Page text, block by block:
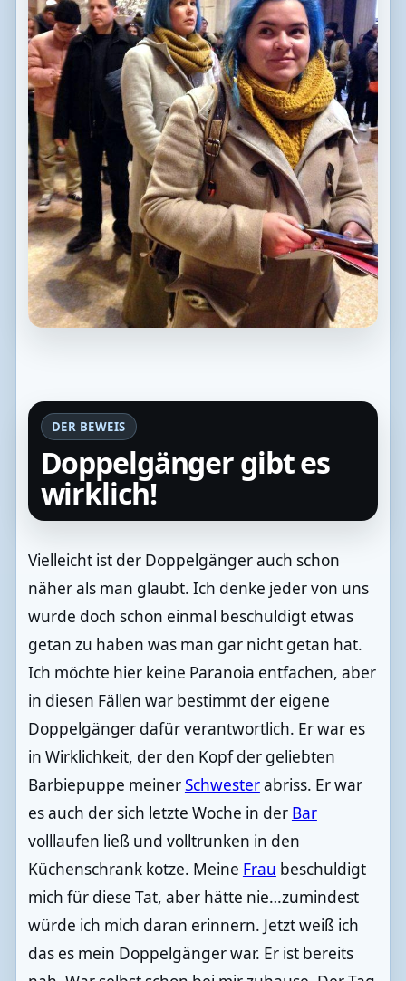
DER BEWEIS
Doppelgänger gibt es
wirklich!
Vielleicht ist der Doppelgänger auch schon
näher als man glaubt. Ich denke jeder von uns
wurde doch schon einmal beschuldigt etwas
getan zu haben was man gar nicht getan hat.
Ich möchte hier keine Paranoia entfachen, aber
in diesen Fällen war bestimmt der eigene
Doppelgänger dafür verantwortlich. Er war es
in Wirklichkeit, der den Kopf der geliebten
Barbiepuppe meinerSchwesterabriss. Er war
es auch der sich letzte Woche in der Bar
volllaufen ließ und volltrunken in den
Küchenschrank kotze. Meine Frau beschuldigt
mich für diese Tat, aber hätte nie…zumindest
würde ich mich daran erinnern. Jetzt weiß ich
das es mein Doppelgänger war. Er ist bereits